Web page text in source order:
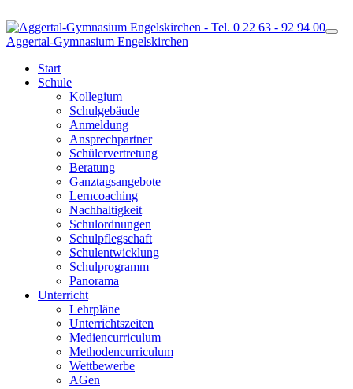
Aggertal-Gymnasium Engelskirchen
Start
Schule
Kollegium
Schulgebäude
Anmeldung
Ansprechpartner
Schülervertretung
Beratung
Ganztagsangebote
Lerncoaching
Nachhaltigkeit
Schulordnungen
Schulpflegschaft
Schulentwicklung
Schulprogramm
Panorama
Unterricht
Lehrpläne
Unterrichtszeiten
Mediencurriculum
Methodencurriculum
Wettbewerbe
AGen